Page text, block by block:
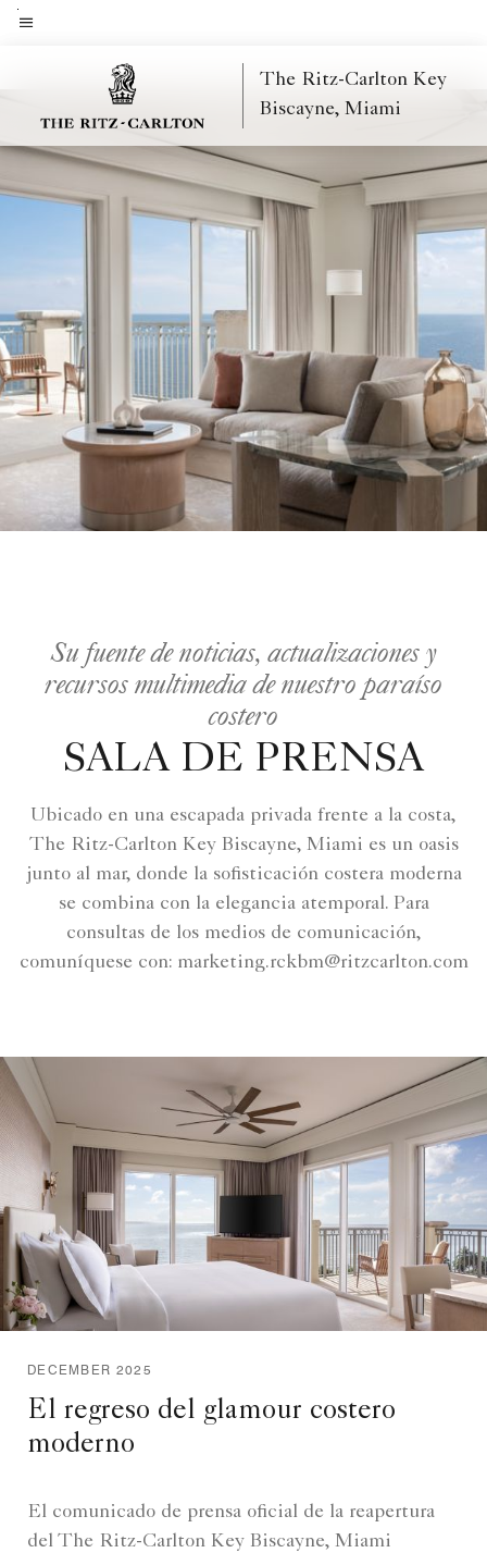
Skip
The Ritz-Carlton Key
Biscayne, Miami
Su fuente de noticias, actualizaciones y
recursos multimedia de nuestro paraíso
costero
SALA DE PRENSA
Ubicado en una escapada privada frente a la costa,
The Ritz-Carlton Key Biscayne, Miami es un oasis
junto al mar, donde la sofisticación costera moderna
se combina con la elegancia atemporal. Para
consultas de los medios de comunicación,
comuníquese con: marketing.rckbm@ritzcarlton.com
DECEMBER 2025
El regreso del glamour costero
moderno
El comunicado de prensa oficial de la reapertura
del The Ritz-Carlton Key Biscayne, Miami